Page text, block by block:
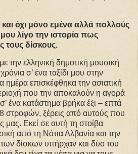
και όχι μόνο εμένα αλλά πολλούς
λίγο την ιστορία πως
τους δίσκους.
ελληνική δημοτική μουσική
σ’ ένα ταξίδι μου στην
επισκέφθηκα την ασιατική
που την αποκαλούν η αγορά
ένα κατάστημα βρήκα έξι – επτά
στροφών, ξέρεις από αυτούς που
Εκεί σε αυτή τη στοίβα
από τη Νότια Αλβανία και την
δίσκων υπήρχαν και δύο του